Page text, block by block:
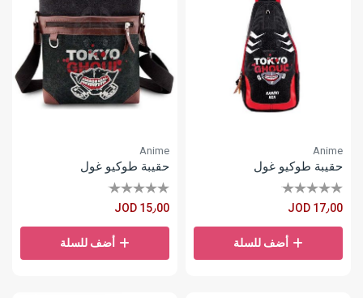
Anime
حقيبة طوكيو غول
JOD 17٫00
أضف للسلة
Anime
حقيبة طوكيو غول
JOD 15٫00
أضف للسلة